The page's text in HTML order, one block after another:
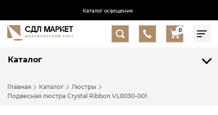
Каталог освещения
0
Каталог
Главная Каталог
Люстры
Подвесная люстра Crystal Ribbon VL0030-001